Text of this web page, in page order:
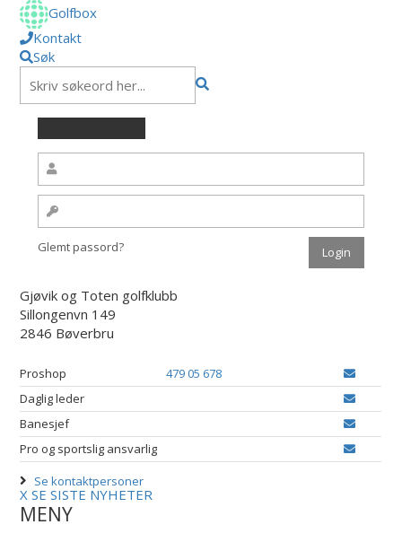
Golfbox
Kontakt
Søk
Glemt passord?
Gjøvik og Toten golfklubb
Sillongenvn 149
2846 Bøverbru
Proshop
479 05 678
Daglig leder
Banesjef
Pro og sportslig ansvarlig
Se kontaktpersoner
X SE SISTE NYHETER
MENY